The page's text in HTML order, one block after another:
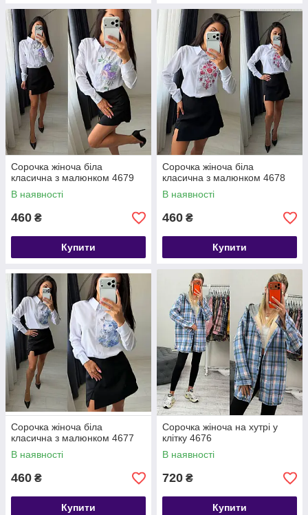
Сорочка жіноча біла
класична з малюнком 4679
В наявності
460 ₴
Купити
Сорочка жіноча біла
класична з малюнком 4678
В наявності
460 ₴
Купити
Сорочка жіноча біла
класична з малюнком 4677
В наявності
460 ₴
Купити
Сорочка жіноча на хутрі у
клітку 4676
В наявності
720 ₴
Купити